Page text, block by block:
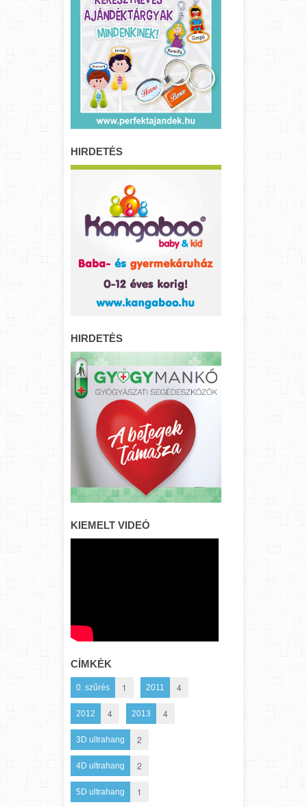
HIRDETÉS
HIRDETÉS
KIEMELT VIDEÓ
CÍMKÉK
0. szűrés 1 2011 4
2012 4 2013 4
3D ultrahang 2
4D ultrahang 2
5D ultrahang 1